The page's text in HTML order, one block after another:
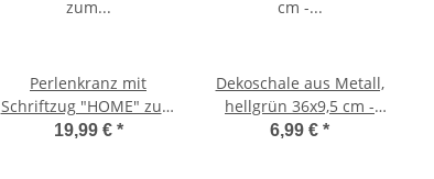
Perlenkranz mit
Schriftzug "HOME" zum
Aufhängen D:20 cm
19,99 € *
Dekoschale aus Metall,
hellgrün 36x9,5 cm -
Zinkschale als Mini
6,99 € *